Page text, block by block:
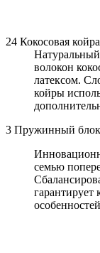
24 Кокосовая
волокон
латексом.
койры
3 Пружинный
семью